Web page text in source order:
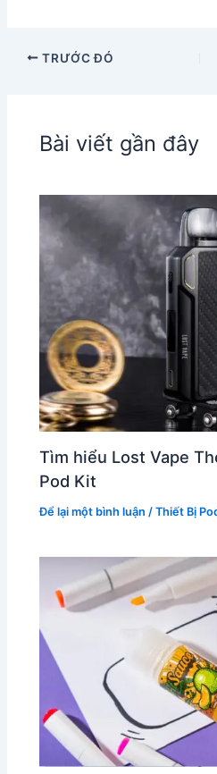
TRƯỚC ĐÓ
Bài viết gần đây
Tìm hiểu Lost Vape
Pod Kit
Để lại một bình luận /Thiết Bị